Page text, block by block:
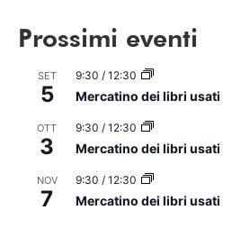
Prossimi eventi
SET
5
9:30 / 12:30
Mercatino dei libri usati
OTT
3
9:30 / 12:30
Mercatino dei libri usati
NOV
7
9:30 / 12:30
Mercatino dei libri usati